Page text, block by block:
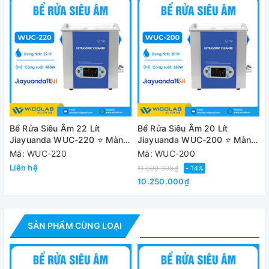
- Mỗi bể được cung cấp kèm theo 1 giỏ lưới và 1 nắp đậy
bằng Inox SUS304.
- Mỗi bể được trang bị 1 van xả giúp việc vệ sinh sau khi sử
dụng trở nên thật dễ dàng. Ngoài ra bể còn được trang bị
tay cần bằng nhựa bên hông giúp dễ dàng di chuyển ngay
cả khi bể đang chứa đầy nước.
Ứng dụng của bể rửa siêu âm WUC Series:
Bể Rửa Siêu Âm 22 Lít
Jiayuanda WUC-220 ⭐ Màn
Hình LCD
Mã: WUC-220
Liên hệ
Bể Rửa Siêu Âm 20 Lít
Jiayuanda WUC-200 ⭐ Màn
Hình LCD
Mã: WUC-200
11.890.000₫ - 14%
10.250.000₫
SẢN PHẨM CÙNG LOẠI